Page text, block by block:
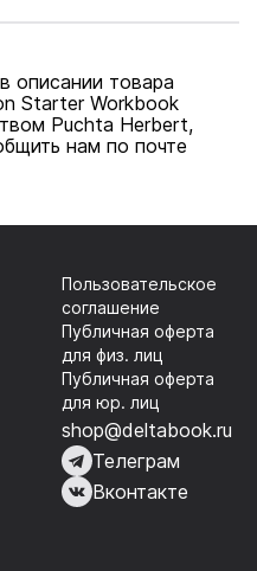
описании товара
Starter Workbook
Puchta Herbert,
нам по почте
Пользовательское
соглашение
Публичная оферта
для физ. лиц
Публичная оферта
для юр. лиц
shop@deltabook.ru
Телеграм
Вконтакте